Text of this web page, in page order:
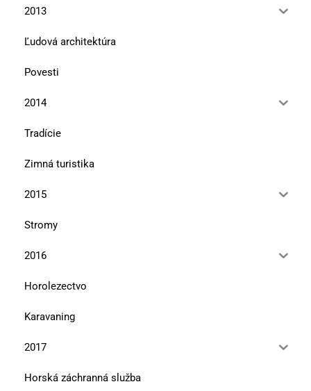
2013
Ľudová architektúra
Povesti
2014
Tradície
Zimná turistika
2015
Stromy
2016
Horolezectvo
Karavaning
2017
Horská záchranná služba